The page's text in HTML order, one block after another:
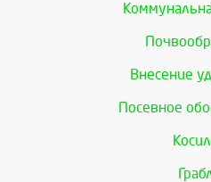
Внесение
Посевное